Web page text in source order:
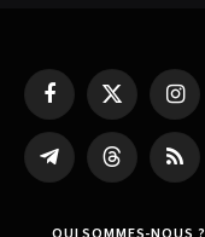
FacebookX
(Twitter)
Partager
sur
Threads RSS